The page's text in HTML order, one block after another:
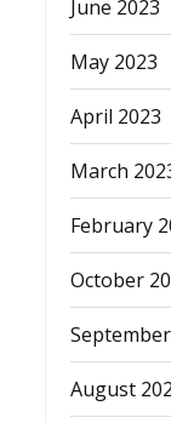
June 2023
May 2023
April 2023
March
February
October
August